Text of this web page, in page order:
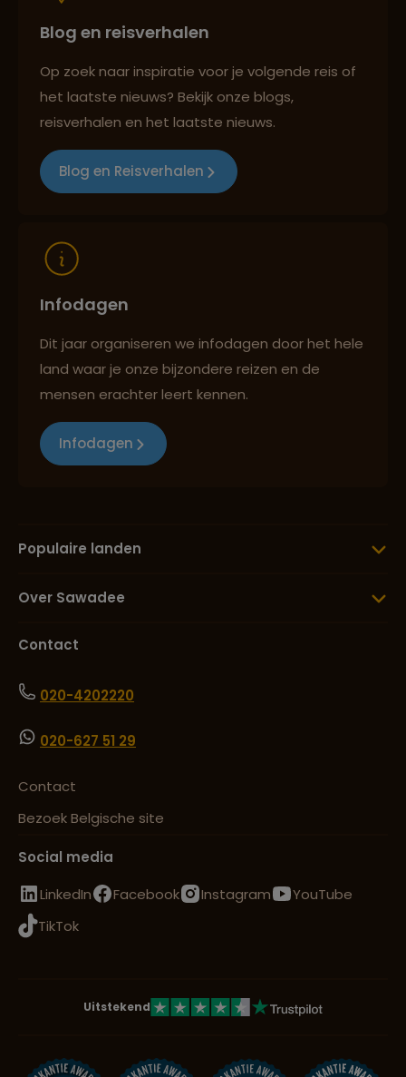
Persoonlijk en deskundig reisadvies
Best beoordeelde reisroutes
Blog en reisverhalen
Op zoek naar inspiratie voor je volgende reis of
het laatste nieuws? Bekijk onze blogs,
reisverhalen en het laatste nieuws.
Blog en Reisverhalen
Infodagen
Dit jaar organiseren we infodagen door het hele
land waar je onze bijzondere reizen en de
mensen erachter leert kennen.
Infodagen
Populaire landen
Over Sawadee
Contact
020-4202220
020-627 51 29
Contact
Bezoek Belgische site
Social media
LinkedIn
Facebook Instagram
YouTube
TikTok
Uitstekend